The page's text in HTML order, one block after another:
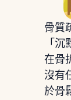
骨質
「
在骨
沒有
於骨